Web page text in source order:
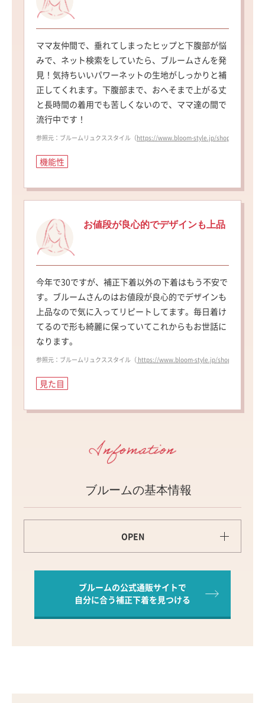
ママ友仲間で、垂れてしまったヒップと下腹部が悩
みで、ネット検索をしていたら、ブルームさんを発
見！気持ちいいパワーネットの生地がしっかりと補
正してくれます。下腹部まで、おへそまで上がる丈
と長時間の着用でも苦しくないので、ママ達の間で
流行中です！
参照元：ブルームリュクススタイル（https://www.bloom-style.jp/shop/
機能性
お値段が良心的でデザインも上品
今年で30ですが、補正下着以外の下着はもう不安で
す。ブルームさんのはお値段が良心的でデザインも
上品なので気に入ってリピートしてます。毎日着け
てるので形も綺麗に保っていてこれからもお世話に
なります。
参照元：ブルームリュクススタイル（ https://www.bloom-style.jp/shop/
見た目
ブルームの基本情報
ブルームの公式通販サイトで
自分に合う補正下着を見つける